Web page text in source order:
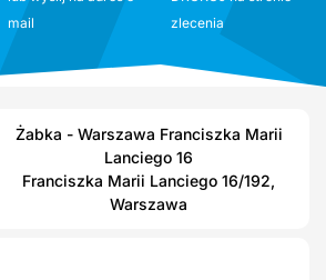
mail
zlecenia
Żabka - Warszawa Franciszka Marii
Lanciego 16
Franciszka Marii Lanciego 16/192,
Warszawa